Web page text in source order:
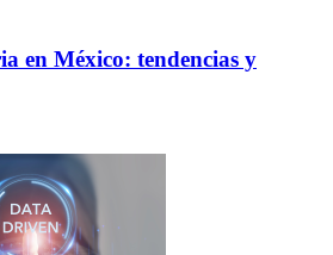
en México: tendencias y